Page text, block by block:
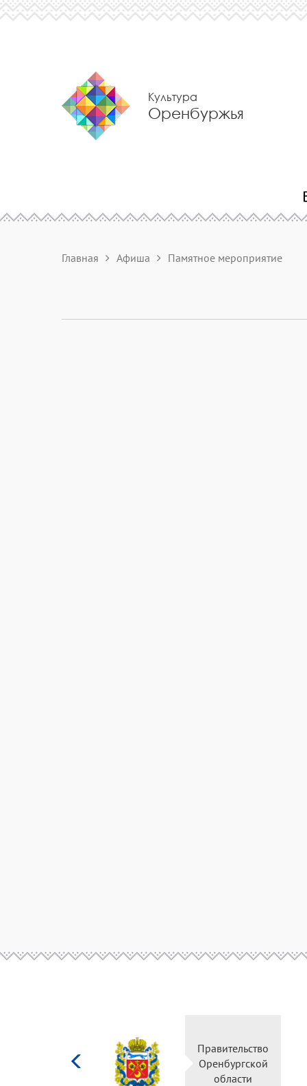
Культура
Оренбуржья
Главная Афиша Памятное мероприятие
Правительство
Оренбургской
области